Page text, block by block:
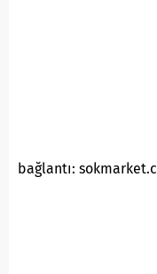
bağlantı: